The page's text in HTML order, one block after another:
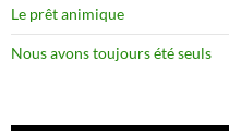
Le prêt animique
Nous avons toujours été seuls